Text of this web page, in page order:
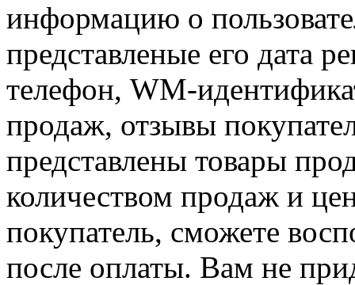
информацию о
представленые его дата
телефон, WM-
продаж, отзывы
представлены товары
количеством продаж и
покупатель, сможете
после оплаты. Вам не